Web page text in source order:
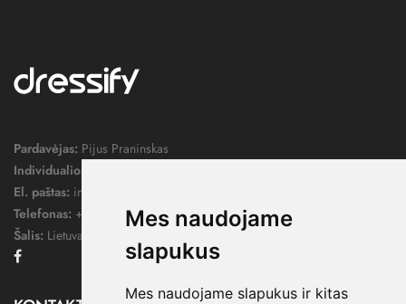
Mes naudojame
slapukus
Mes naudojame slapukus ir kitas
Pardavėjas: Pijus Praninskas
Individualios veiklos pažymos nr.:
El. paštas: info@dressify.lt
Telefonas: +370 676 78578
Šalis: Lietuva